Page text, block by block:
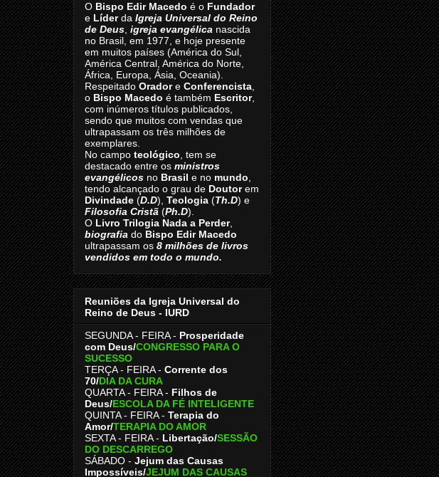
O Bispo Edir Macedo é o Fundador
e Líderda Igreja Universal do Reino
de Deus, igreja evangélica nascida
no Brasil, em 1977, e hoje presente
em muitos países (América do Sul,
América Central, América do Norte,
África, Europa, Ásia, Oceania).
Respeitado Oradore Conferencista,
o Bispo Macedo é também Escritor,
com inúmeros títulos publicados,
sendo que muitos com vendas que
ultrapassam os três milhões de
exemplares.
No campo teológico, tem se
destacado entre os ministros
evangélicos no Brasil e no mundo,
tendo alcançado o grau de Doutorem
Divindade (D.D), Teologia (Th.D) e
Filosofia Cristã (Ph.D).
O Livro Trilogia Nada a Perder,
biografia do Bispo Edir Macedo
ultrapassam os 8 milhões de livros
vendidos em todo o mundo.
Reuniões da Igreja Universal do
Reino de Deus - IURD
SEGUNDA - FEIRA - Prosperidade
com Deus/CONGRESSO PARA O
SUCESSO
TERÇA - FEIRA - Corrente dos
70/DIA DA CURA
QUARTA - FEIRA - Filhos de
Deus/ESCOLA DA FÉ INTELIGENTE
QUINTA - FEIRA - Terapia do
Amor/TERAPIA DO AMOR
SEXTA - FEIRA - Libertação/SESSÃO
DO DESCARREGO
SÁBADO - Jejum das Causas
Impossíveis/JEJUM DAS CAUSAS